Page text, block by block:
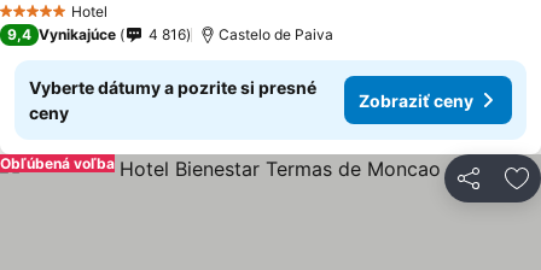
5 Počet hviezdičiek
Hotel
9,4 Vynikajúce 4 816 Castelo de Paiva
Vyberte dátumy a pozrite si presné
ceny
Zobraziť ceny
Zdieľať
Obľúbená voľba